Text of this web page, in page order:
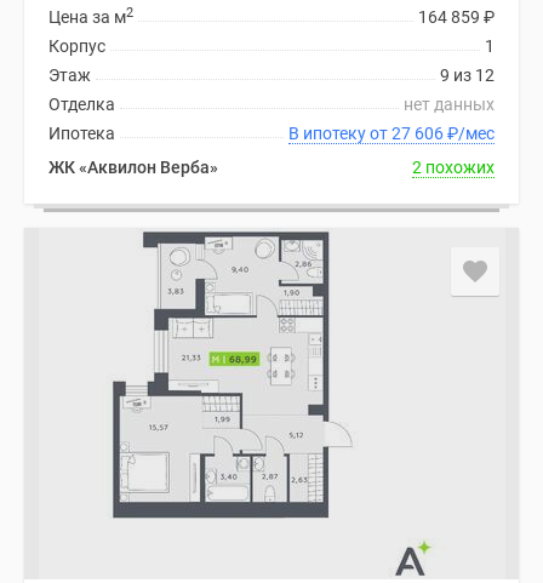
164 859 ₽
Цена за м2
1
Корпус
9 из 12
Этаж
нет данных
Отделка
В ипотеку от 27 606₽/мес
Ипотека
ЖК «Аквилон Верба»
2 похожих